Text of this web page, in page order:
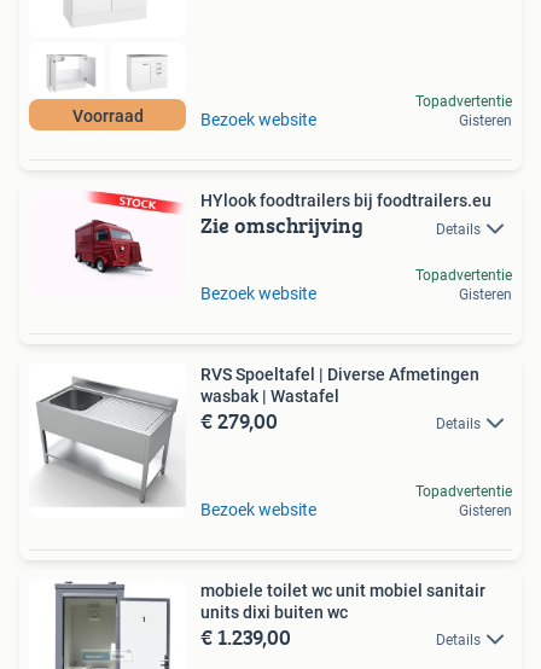
Voorraad Bezoek website
Topadvertentie
Gisteren
HYlook foodtrailers bij foodtrailers.eu
Zie omschrijving Details
Bezoek website
Topadvertentie
Gisteren
RVS Spoeltafel | Diverse Afmetingen
wasbak | Wastafel
€ 279,00 Details
Bezoek website
Topadvertentie
Gisteren
mobiele toilet wc unit mobiel sanitair
units dixi buiten wc
€ 1.239,00 Details